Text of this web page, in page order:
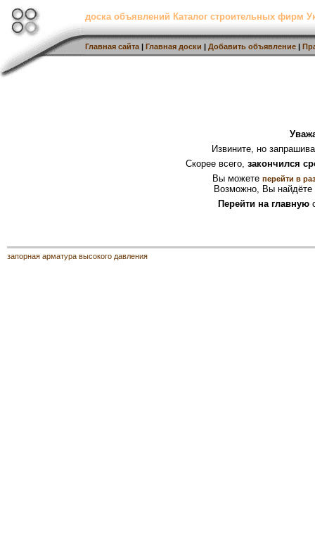
доска объявлений Каталог строительных фирм
Главная сайта | Главная доски | Добавить объявление |
Извините, но
Скорее всего, закончился
Вы можете перейти в
Возможно, Вы найдёте
Перейти на главную
запорная арматура высокого давления